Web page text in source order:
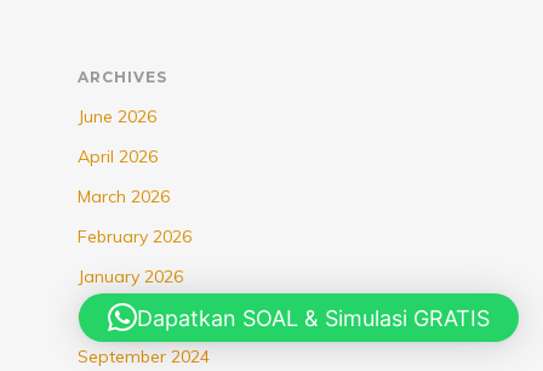
ARCHIVES
June 2026
April 2026
March 2026
February 2026
January 2026
October 2025
September 2024
Dapatkan SOAL & Simulasi GRATIS